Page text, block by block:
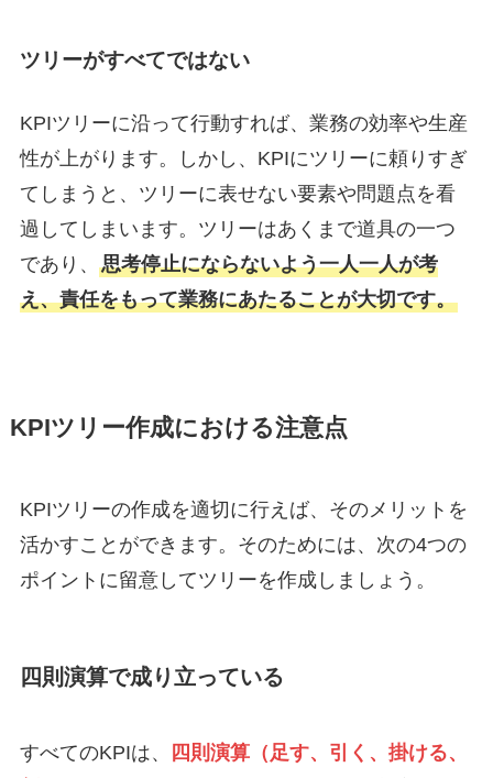
ツリーがすべてではない
KPIツリーに沿って行動すれば、業務の効率や生産
性が上がります。しかし、KPIにツリーに頼りすぎ
てしまうと、ツリーに表せない要素や問題点を看
過してしまいます。ツリーはあくまで道具の一つ
であり、 思考停止にならないよう一人一人が考
え、責任をもって業務にあたることが大切です。
KPIツリー作成における注意点
KPIツリーの作成を適切に行えば、そのメリットを
活かすことができます。そのためには、次の4つの
ポイントに留意してツリーを作成しましょう。
四則演算で成り立っている
すべてのKPIは、
四則演算（足す、引く、掛ける、